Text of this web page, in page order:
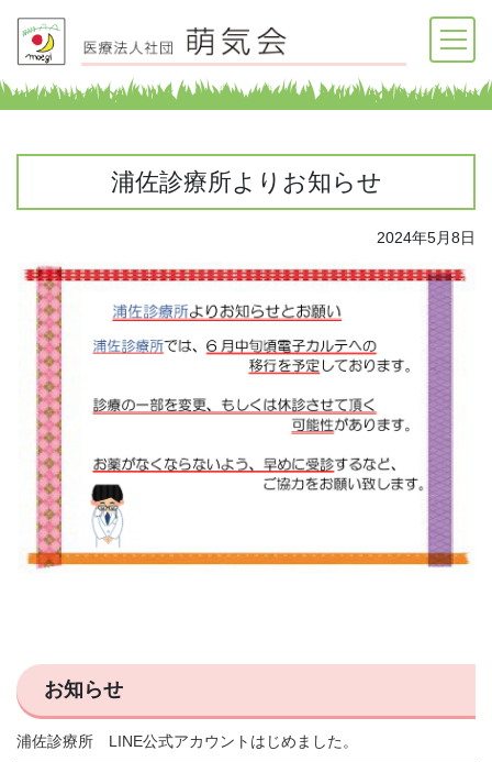
浦佐診療所よりお知らせ
2024年5月8日
お知らせ
浦佐診療所 LINE公式アカウントはじめました。